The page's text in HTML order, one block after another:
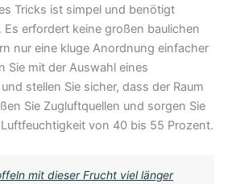
Tricks ist simpel und benötigt
erfordert keine großen baulichen
nur eine kluge Anordnung einfacher
Sie mit der Auswahl eines
stellen Sie sicher, dass der Raum
Sie Zugluftquellen und sorgen Sie
von 40 bis 55 Prozent.
mit dieser Frucht viel länger